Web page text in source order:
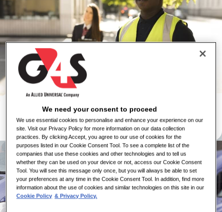
Huduma za Usalama
Tazama Kazi
Jifunze Zaidi
We need your consent to proceed
We use essential cookies to personalise and enhance your experience on our
site. Visit our Privacy Policy for more information on our data collection
practices. By clicking Accept, you agree to our use of cookies for the
purposes listed in our Cookie Consent Tool. To see a complete list of the
companies that use these cookies and other technologies and to tell us
whether they can be used on your device or not, access our Cookie Consent
Tool. You will see this message only once, but you will always be able to set
your preferences at any time in the Cookie Consent Tool. In addition, find more
information about the use of cookies and similar technologies on this site in our
Cookie Policy & Privacy Policy.